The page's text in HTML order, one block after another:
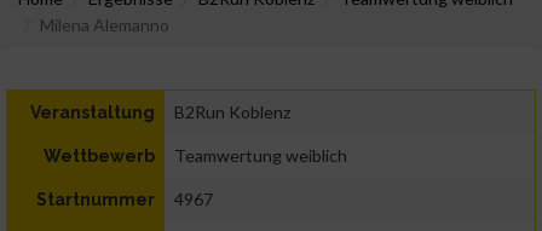
Milena Alemanno
Veranstaltung B2Run Koblenz
Wettbewerb Teamwertung weiblich
Startnummer 4967